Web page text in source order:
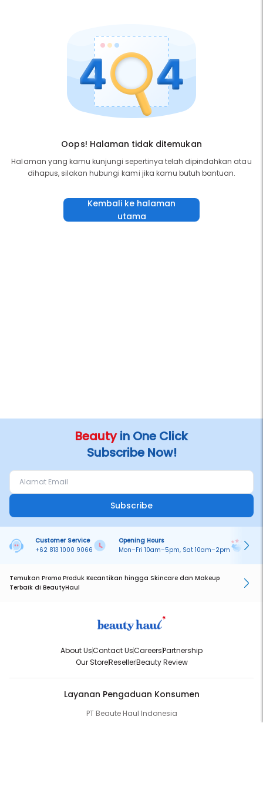
Oops! Halaman tidak ditemukan
Halaman yang kamu kunjungi sepertinya telah dipindahkan atau
dihapus, silakan hubungi kami jika kamu butuh bantuan.
Kembali ke halaman
utama
Beautyin One Click
Subscribe Now!
Subscribe
Customer Service
+62 813 1000 9066
Opening Hours
Mon–Fri 10am–5pm, Sat 10am–2pm
Temukan Promo Produk Kecantikan hingga Skincare dan Makeup
Terbaik di BeautyHaul
About UsContact UsCareersPartnership
Our StoreResellerBeauty Review
Layanan Pengaduan Konsumen
PT Beaute Haul Indonesia